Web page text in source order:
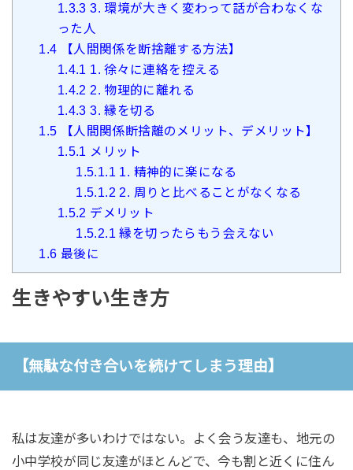
1.3.3 3. 環境が大きく変わって話が合わなくな
った人
1.4 【人間関係を断捨離する方法】
1.4.1 1. 徐々に連絡を控える
1.4.2 2. 物理的に離れる
1.4.3 3. 縁を切る
1.5 【人間関係断捨離のメリット、デメリット】
1.5.1 メリット
1.5.1.1 1. 精神的に楽になる
1.5.1.2 2. 周りと比べることがなくなる
1.5.2 デメリット
1.5.2.1 縁を切ったらもう会えない
1.6 最後に
生きやすい生き方
【無駄な付き合いを続けてしまう理由】
私は友達が多いわけではない。よく会う友達も、地元の
小中学校が同じ友達がほとんどで、今も割と近くに住ん